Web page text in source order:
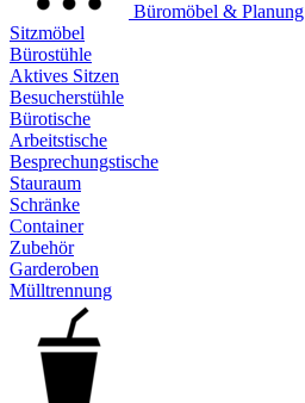
Büromöbel & Planung
Sitzmöbel
Bürostühle
Aktives Sitzen
Besucherstühle
Bürotische
Arbeitstische
Besprechungstische
Stauraum
Schränke
Container
Zubehör
Garderoben
Mülltrennung